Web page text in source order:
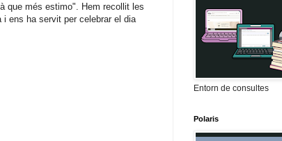
que més estimo". Hem recollit les
i ens ha servit per celebrar el dia
Entorn de consultes
Polaris